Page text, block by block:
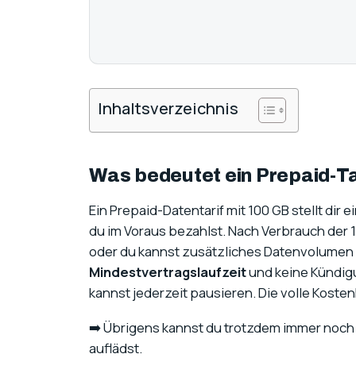
Inhaltsverzeichnis
Was bedeutet ein Prepaid-
Ein Prepaid-Datentarif mit 100 GB stellt dir
du im Voraus bezahlst. Nach Verbrauch
oder du kannst zusätzliches
Mindestvertragslaufzeitund keine
kannst jederzeit pausieren. Die volle
➡️ Übrigens kannst du trotzdem immer
auflädst.